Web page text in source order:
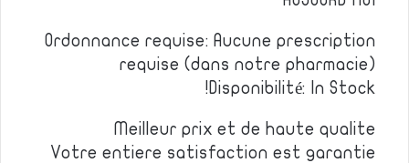
Ordonnance requise: Aucune prescription
requise (dans notre pharmacie)
Disponibilité: In Stock!
Meilleur prix et de haute qualite
Votre entiere satisfaction est garantie